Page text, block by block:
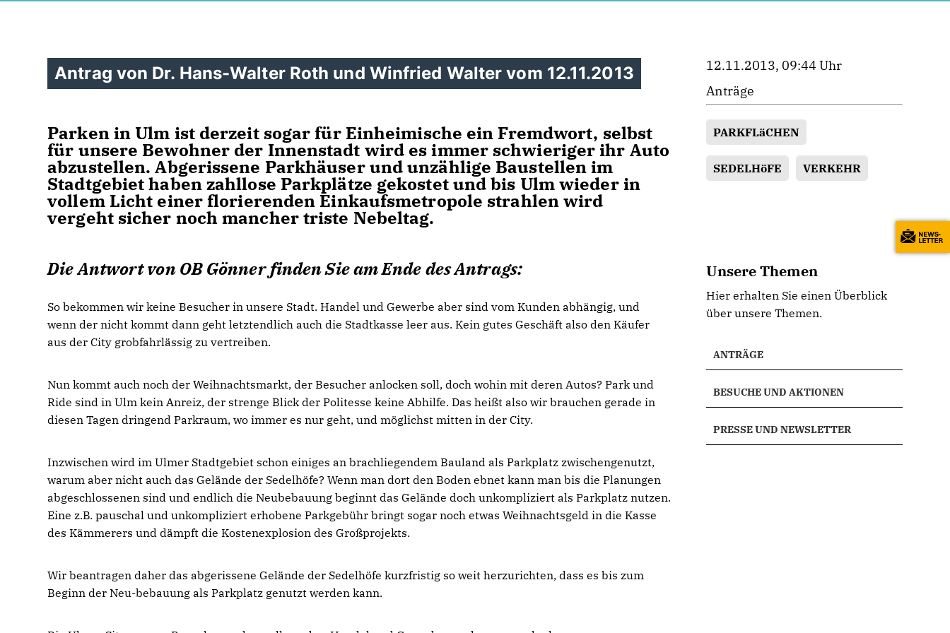
Antrag von Dr. Hans-Walter Roth und Winfried Walter vom 12.11.2013
Parken in Ulm ist derzeit sogar für Einheimische ein Fremdwort, selbst
für unsere Bewohner der Innenstadt wird es immer schwieriger ihr Auto
abzustellen. Abgerissene Parkhäuser und unzählige Baustellen im
Stadtgebiet haben zahllose Parkplätze gekostet und bis Ulm wieder in
vollem Licht einer florierenden Einkaufsmetropole strahlen wird
vergeht sicher noch mancher triste Nebeltag.
Die Antwort von OB Gönner finden Sie am Ende des Antrags:
So bekommen wir keine Besucher in unsere Stadt. Handel und Gewerbe aber sind vom Kunden abhängig, und
wenn der nicht kommt dann geht letztendlich auch die Stadtkasse leer aus. Kein gutes Geschäft also den Käufer
aus der City grobfahrlässig zu vertreiben.
Nun kommt auch noch der Weihnachtsmarkt, der Besucher anlocken soll, doch wohin mit deren Autos? Park und
Ride sind in Ulm kein Anreiz, der strenge Blick der Politesse keine Abhilfe. Das heißt also wir brauchen gerade in
diesen Tagen dringend Parkraum, wo immer es nur geht, und möglichst mitten in der City.
Inzwischen wird im Ulmer Stadtgebiet schon einiges an brachliegendem Bauland als Parkplatz zwischengenutzt,
warum aber nicht auch das Gelände der Sedelhöfe? Wenn man dort den Boden ebnet kann man bis die Planungen
abgeschlossenen sind und endlich die Neubebauung beginnt das Gelände doch unkompliziert als Parkplatz nutzen.
Eine z.B. pauschal und unkompliziert erhobene Parkgebühr bringt sogar noch etwas Weihnachtsgeld in die Kasse
des Kämmerers und dämpft die Kostenexplosion des Großprojekts.
Wir beantragen daher das abgerissene Gelände der Sedelhöfe kurzfristig so weit herzurichten, dass es bis zum
Beginn der Neu-bebauung als Parkplatz genutzt werden kann.
12.11.2013, 09:44 Uhr
Anträge
PARKFLäCHEN
SEDELHöFE VERKEHR
Unsere Themen
Hier erhalten Sie einen Überblick
über unsere Themen.
ANTRÄGE
BESUCHE UND AKTIONEN
PRESSE UND NEWSLETTER